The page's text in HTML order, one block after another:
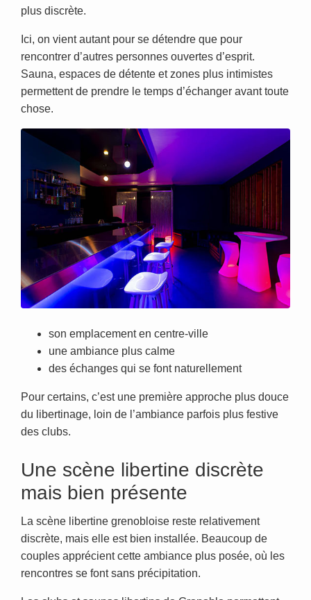
plus discrète.
Ici, on vient autant pour se détendre que pour
rencontrer d’autres personnes ouvertes d’esprit.
Sauna, espaces de détente et zones plus intimistes
permettent de prendre le temps d’échanger avant toute
chose.
son emplacement en centre-ville
une ambiance plus calme
des échanges qui se font naturellement
Pour certains, c’est une première approche plus douce
du libertinage, loin de l’ambiance parfois plus festive
des clubs.
Une scène libertine discrète
mais bien présente
La scène libertine grenobloise reste relativement
discrète, mais elle est bien installée. Beaucoup de
couples apprécient cette ambiance plus posée, où les
rencontres se font sans précipitation.